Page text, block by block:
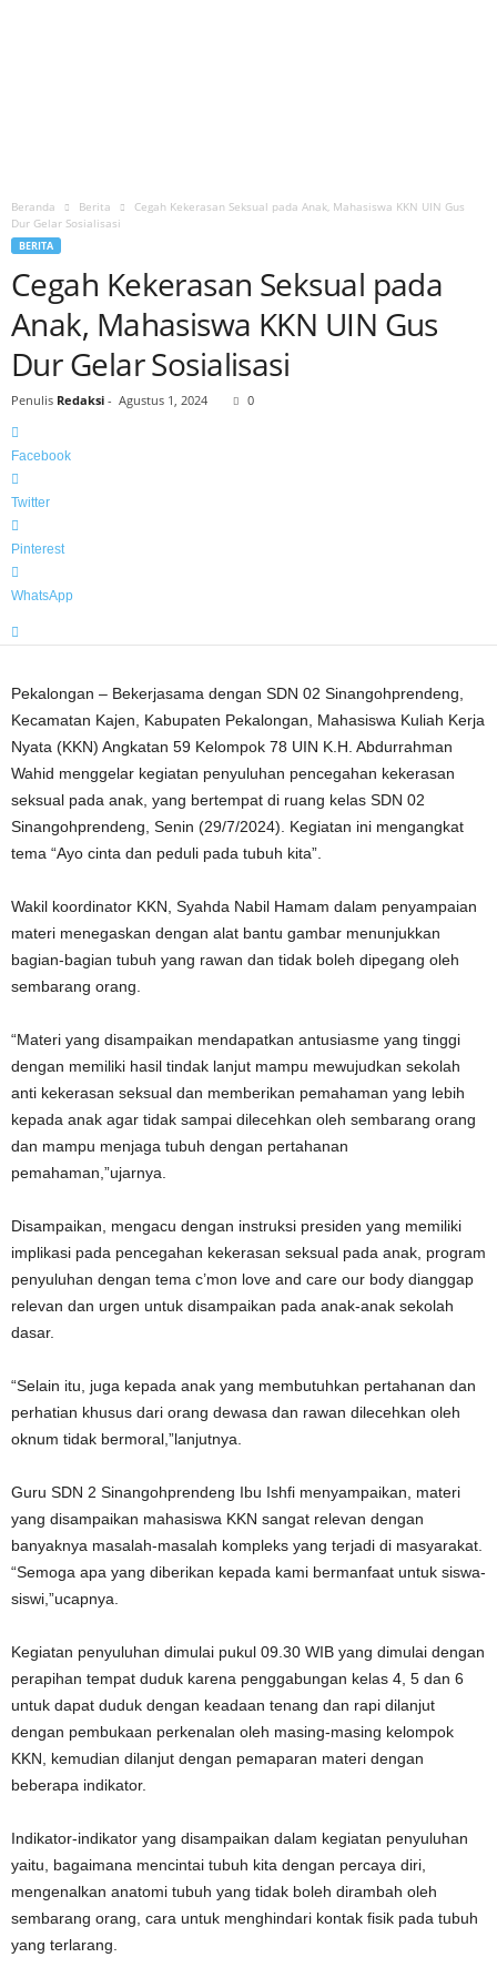
Beranda Berita
Cegah Kekerasan Seksual pada Anak, Mahasiswa KKN UIN Gus
Dur Gelar Sosialisasi
BERITA
Cegah Kekerasan Seksual pada
Anak, Mahasiswa KKN UIN Gus
Dur Gelar Sosialisasi
Penulis Redaksi - Agustus 1, 2024 0
Facebook
Twitter
Pinterest
WhatsApp
Pekalongan – Bekerjasama dengan SDN 02 Sinangohprendeng,
Kecamatan Kajen, Kabupaten Pekalongan, Mahasiswa Kuliah Kerja
Nyata (KKN) Angkatan 59 Kelompok 78 UIN K.H. Abdurrahman
Wahid menggelar kegiatan penyuluhan pencegahan kekerasan
seksual pada anak, yang bertempat di ruang kelas SDN 02
Sinangohprendeng, Senin (29/7/2024). Kegiatan ini mengangkat
tema “Ayo cinta dan peduli pada tubuh kita”.
Wakil koordinator KKN, Syahda Nabil Hamam dalam penyampaian
materi menegaskan dengan alat bantu gambar menunjukkan
bagian-bagian tubuh yang rawan dan tidak boleh dipegang oleh
sembarang orang.
“Materi yang disampaikan mendapatkan antusiasme yang tinggi
dengan memiliki hasil tindak lanjut mampu mewujudkan sekolah
anti kekerasan seksual dan memberikan pemahaman yang lebih
kepada anak agar tidak sampai dilecehkan oleh sembarang orang
dan mampu menjaga tubuh dengan pertahanan
pemahaman,”ujarnya.
Disampaikan, mengacu dengan instruksi presiden yang memiliki
implikasi pada pencegahan kekerasan seksual pada anak, program
penyuluhan dengan tema c’mon love and care our body dianggap
relevan dan urgen untuk disampaikan pada anak-anak sekolah
dasar.
“Selain itu, juga kepada anak yang membutuhkan pertahanan dan
perhatian khusus dari orang dewasa dan rawan dilecehkan oleh
oknum tidak bermoral,”lanjutnya.
Guru SDN 2 Sinangohprendeng Ibu Ishfi menyampaikan, materi
yang disampaikan mahasiswa KKN sangat relevan dengan
banyaknya masalah-masalah kompleks yang terjadi di masyarakat.
“Semoga apa yang diberikan kepada kami bermanfaat untuk siswa-
siswi,”ucapnya.
Kegiatan penyuluhan dimulai pukul 09.30 WIB yang dimulai dengan
perapihan tempat duduk karena penggabungan kelas 4, 5 dan 6
untuk dapat duduk dengan keadaan tenang dan rapi dilanjut
dengan pembukaan perkenalan oleh masing-masing kelompok
KKN, kemudian dilanjut dengan pemaparan materi dengan
beberapa indikator.
Indikator-indikator yang disampaikan dalam kegiatan penyuluhan
yaitu, bagaimana mencintai tubuh kita dengan percaya diri,
mengenalkan anatomi tubuh yang tidak boleh dirambah oleh
sembarang orang, cara untuk menghindari kontak fisik pada tubuh
yang terlarang.